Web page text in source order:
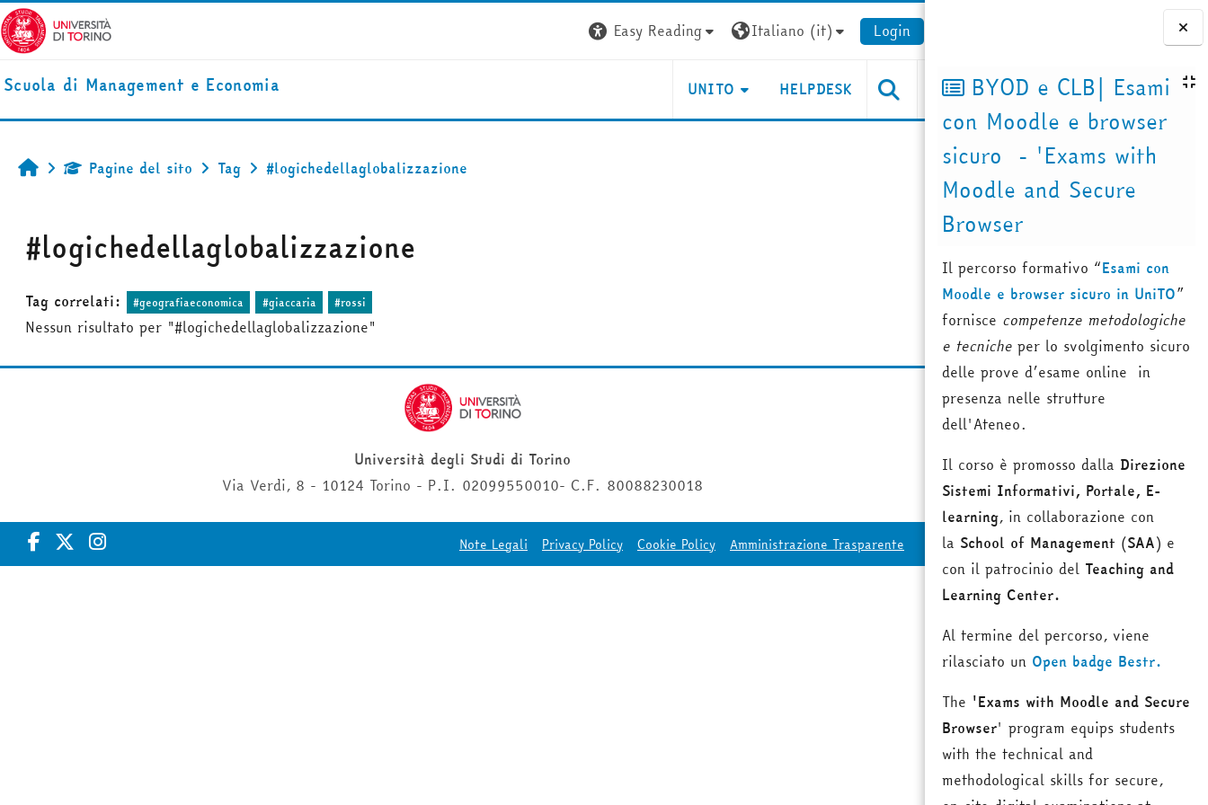
Vai al contenuto principale
Blocchi
BYOD e CLB| Esami
con Moodle e browser
sicuro - 'Exams with
Moodle and Secure
Browser
Il percorso formativo “Esami con
Moodle e browser sicuro in UniTO”
fornisce competenze metodologiche
e tecniche per lo svolgimento sicuro
delle prove d’esame online in
presenza nelle strutture
dell'Ateneo.
Il corso è promosso dalla Direzione
Sistemi Informativi, Portale, E-
learning, in collaborazione con
la School of Management (SAA) e
con il patrocinio del Teaching and
Learning Center.
Al termine del percorso, viene
rilasciato un Open badge Bestr.
The 'Exams with Moodle and Secure
Browser' program equips students
with the technical and
methodological skills for secure,
Easy Reading Italiano ‎(it)‎ Login
Scuola di Management e Economia UNITO HELPDESK
HomePagine del sito Tag #logichedellaglobalizzazione
#logichedellaglobalizzazione
Tag correlati: #geografiaeconomica #giaccaria #rossi
Nessun risultato per "#logichedellaglobalizzazione"
Università degli Studi di Torino
Via Verdi, 8 - 10124 Torino - P.I. 02099550010- C.F. 80088230018
Note Legali Privacy Policy Cookie Policy Amministrazione Trasparente